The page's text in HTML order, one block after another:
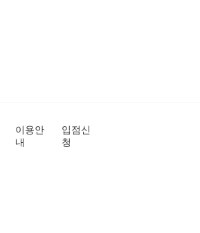
이용안
내
입점신
청